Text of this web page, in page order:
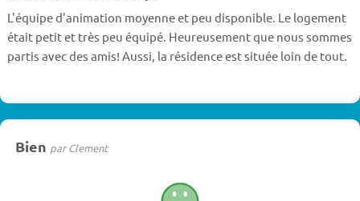
L'équipe d'animation moyenne et peu disponible. Le logement
était petit et très peu équipé. Heureusement que nous sommes
partis avec des amis! Aussi, la résidence est située loin de tout.
Bien par Clement